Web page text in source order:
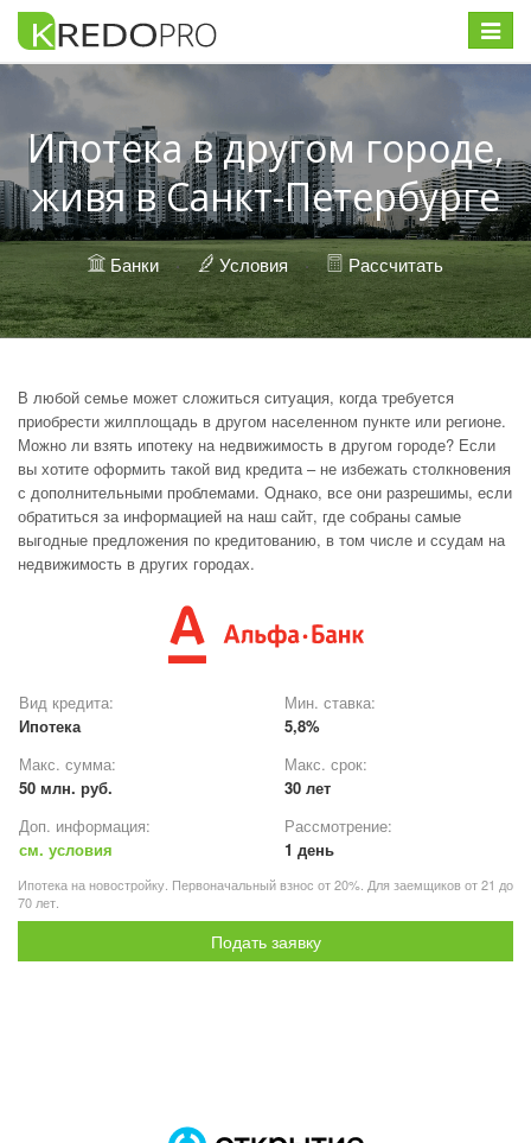
Меню
Ипотека в другом городе,
живя в Санкт-Петербурге
Банки · Условия · Рассчитать
В любой семье может сложиться ситуация, когда требуется
приобрести жилплощадь в другом населенном пункте или регионе.
Можно ли взять ипотеку на недвижимость в другом городе? Если
вы хотите оформить такой вид кредита – не избежать столкновения
с дополнительными проблемами. Однако, все они разрешимы, если
обратиться за информацией на наш сайт, где собраны самые
выгодные предложения по кредитованию, в том числе и ссудам на
недвижимость в других городах.
Вид кредита:
Ипотека
Мин. ставка:
5,8%
Макс. сумма:
50 млн. руб.
Макс. срок:
30 лет
Доп. информация:
см. условия
Рассмотрение:
1 день
Ипотека на новостройку. Первоначальный взнос от 20%. Для заемщиков от 21 до
70 лет.
Подать заявку